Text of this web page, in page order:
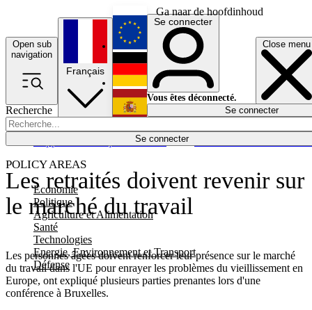
Ga naar de hoofdinhoud
Open sub
navigation
Close menu
Recherche
Se connecter
POLICY AREAS
Economie
Politique
Agriculture et Alimentation
Santé
Technologies
Energie, Environnement et Transport
Défense
Économie
Français
English
Deutsch
Español
Se connecter
Vous êtes déconnecté.
Se connecter
Les retraités doivent revenir sur
le marché du travail
Les personnes âgées doivent renforcer leur présence sur le marché
du travail dans l'UE pour enrayer les problèmes du vieillissement en
Europe, ont expliqué plusieurs parties prenantes lors d'une
conférence à Bruxelles.